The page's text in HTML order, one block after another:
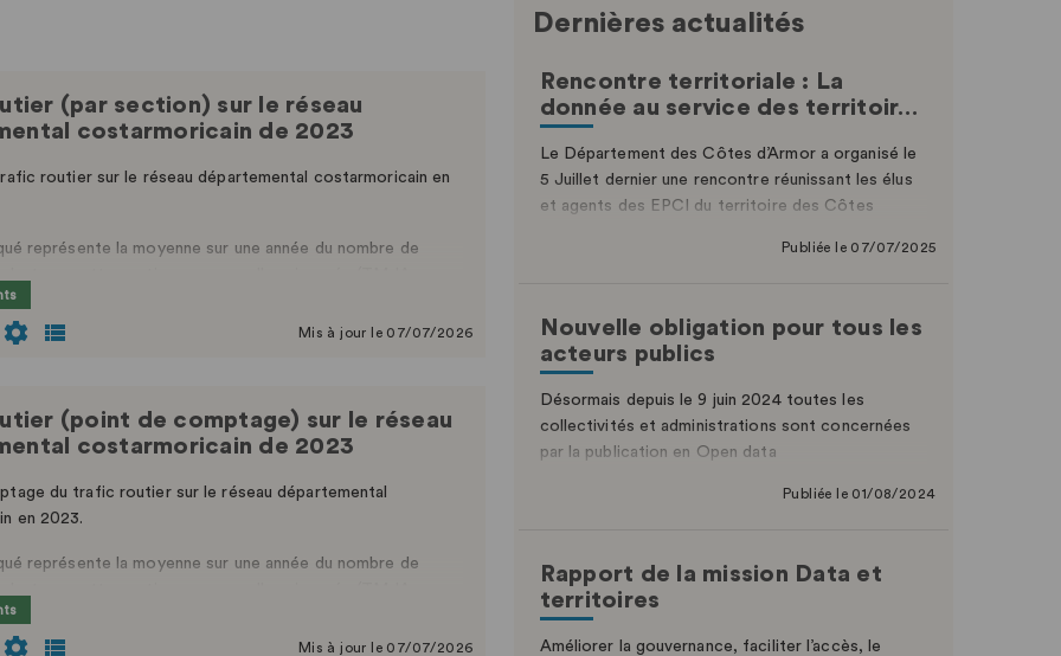
(par section) sur le réseau
costarmoricain de 2023
routier sur le réseau départemental costarmoricain en
représente la moyenne sur une année du nombre de
Annuel) sur la base de mesures réalisées par des
ou permanents.
Mis à jour le 07/07/2026
(point de comptage) sur le réseau
costarmoricain de 2023
du trafic routier sur le réseau départemental
en 2023.
représente la moyenne sur une année du nombre de
Annuel) sur la base de mesures réalisées par des
ou permanents.
Mis à jour le 07/07/2026
Dernières actualités
Rencontre territoriale : La
donnée au service des territoir…
Le Département des Côtes d’Armor a organisé le
5 Juillet dernier une rencontre réunissant les élus
et agents des EPCI du territoire des Côtes
Publiée le 07/07/2025
Nouvelle obligation pour tous les
acteurs publics
Désormais depuis le 9 juin 2024 toutes les
collectivités et administrations sont concernées
par la publication en Open data
Publiée le 01/08/2024
Rapport de la mission Data et
territoires
Améliorer la gouvernance, faciliter l’accès, le